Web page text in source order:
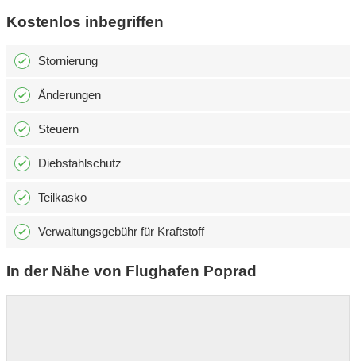
Kostenlos inbegriffen
Stornierung
Änderungen
Steuern
Diebstahlschutz
Teilkasko
Verwaltungsgebühr für Kraftstoff
In der Nähe von Flughafen Poprad